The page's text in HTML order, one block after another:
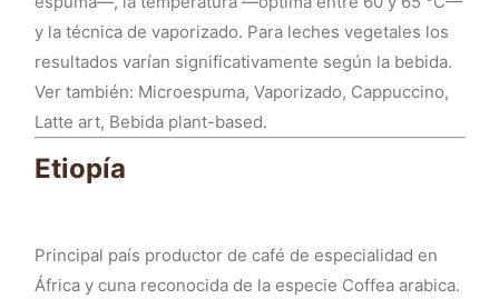
y la técnica de vaporizado. Para leches vegetales los
resultados varían significativamente según la bebida.
Ver también: Microespuma, Vaporizado, Cappuccino,
Latte art, Bebida plant-based.
Etiopía
Principal país productor de café de especialidad en
África y cuna reconocida de la especie Coffea arabica.